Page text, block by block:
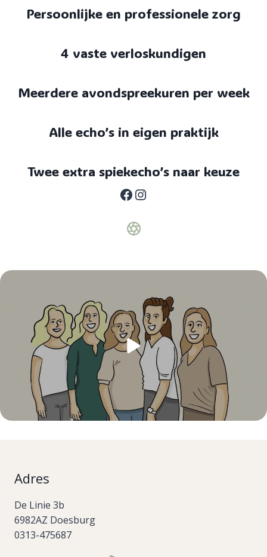
Persoonlijke en professionele zorg
4 vaste verloskundigen
Meerdere avondspreekuren per week
Alle echo’s in eigen praktijk
Twee extra spiekecho’s naar keuze
Facebook Instagram
Adres
De Linie 3b
6982AZ Doesburg
0313-475687